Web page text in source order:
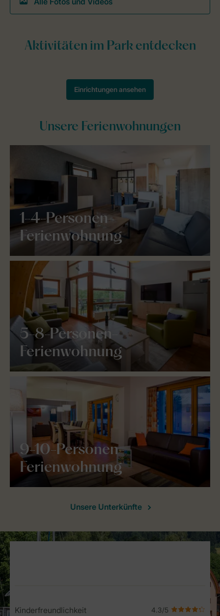
Unsere Ferienwohnungen
1-4-Personen-
Ferienwohnung
5-8-Personen-
Ferienwohnung
9-10-Personen-
Ferienwohnung
Unsere Unterkünfte
Service Rating from our guests
Kinderfreundlichkeit